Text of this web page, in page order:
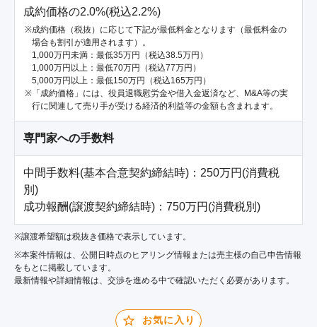
成約価格の2.0%(税込2.2%)
成約価格（税抜）に応じて下記が最低料金となります（最低料金の
場合も割引が適用されます）。
1,000万円未満：最低35万円（税込38.5万円）
1,000万円以上：最低70万円（税込77万円）
5,000万円以上：最低150万円（税込165万円）
「成約価格」には、役員退職慰労金や借入金返済など、M&A等の実
行に関連して売り手が受ける経済的利益等の金額も含まれます。
専門家への手数料
中間手数料(基本合意契約締結時)：250万円(消費税
別)
成功報酬(譲渡契約締結時)：750万円(消費税別)
※譲渡希望額は税抜き価格で表示しています。
※本案件情報は、公開日時点のヒアリング情報または売主様の自己申告情報
をもとに掲載しています。
最新情報や詳細情報は、交渉を進める中で確認いただく必要があります。
お気に入り